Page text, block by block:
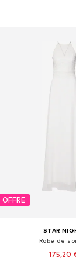
OFFRE
STAR
Robe de
175,20